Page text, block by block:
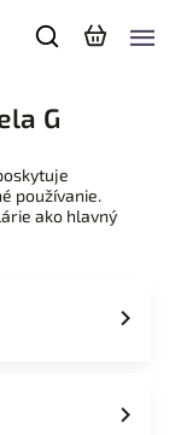
G
používanie.
ako hlavný